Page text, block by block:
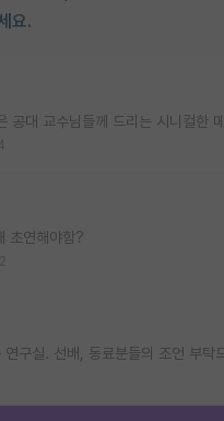
요.
초연해야함?
구실. 선배, 동료분들의 조언 부탁